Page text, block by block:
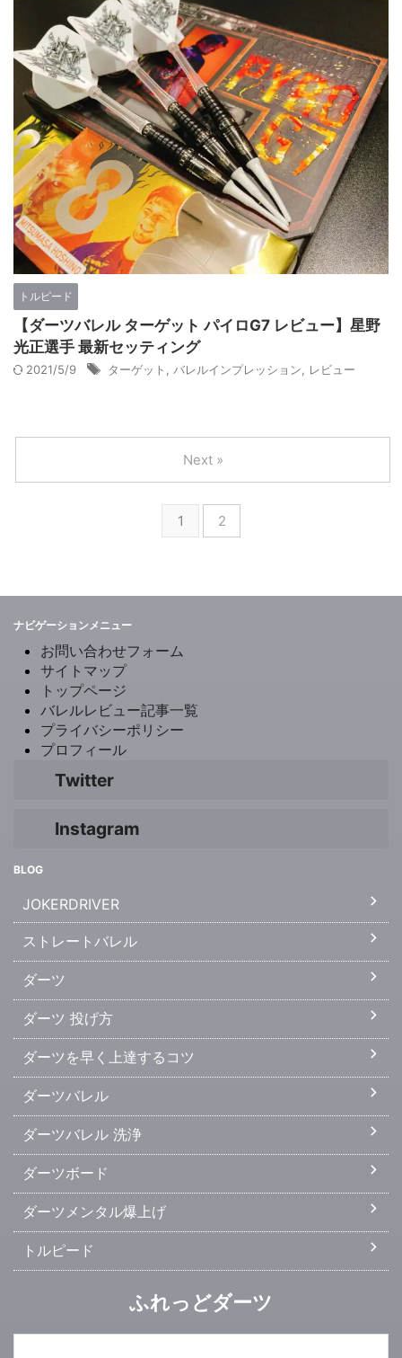
トルピード
【ダーツバレル ターゲット パイロG7 レビュー】星野
光正選手 最新セッティング
2021/5/9 ターゲット バレルインプレッション レビュー
1 2
Next »
ナビゲーションメニュー
お問い合わせフォーム
サイトマップ
トップページ
バレルレビュー記事一覧
プライバシーポリシー
プロフィール
Twitter
Instagram
BLOG
JOKERDRIVER
ストレートバレル
ダーツ
ダーツ 投げ方
ダーツを早く上達するコツ
ダーツバレル
ダーツバレル 洗浄
ダーツボード
ダーツメンタル爆上げ
トルピード
ふれっどダーツ